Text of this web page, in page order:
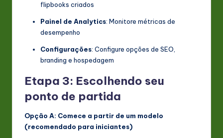
flipbooks criados
Painel de Analytics: Monitore métricas de
desempenho
Configurações: Configure opções de SEO,
branding e hospedagem
Etapa 3: Escolhendo seu
ponto de partida
Opção A: Comece a partir de um modelo
(recomendado para iniciantes)